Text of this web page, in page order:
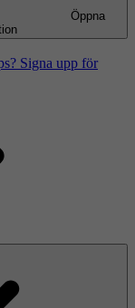
Öppna
Signa upp för